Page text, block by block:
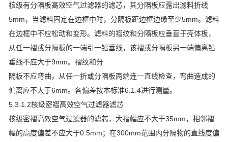
核级有分隔板高效空气过滤器的滤芯，其分隔板应露出滤料折线
5mm，当滤料固定在边框中时，分隔板距边框边缘至少5mm。滤料
在边框中不应松动和变形。滤料的褶纹和分隔板应垂直于壳体板，
从任一褶或分隔板的一端引一铅垂线，该褶或分隔板另一端偏离铅
垂线不应大于9mm。褶纹和分
隔板不应弯曲，从任一折或分隔板两端连一直线检查，弯曲造成的
偏离应不大于6mm。各偏差按本标准6.1.4进行测量。
5.3.1.2核级密褶高效空气过滤器滤芯
核级密褶高效空气过滤器的滤芯，大褶幅应不大于35mm，相邻褶
幅的高度偏差不应大于0.5mm；在300mm范围内分隔物的直线度偏